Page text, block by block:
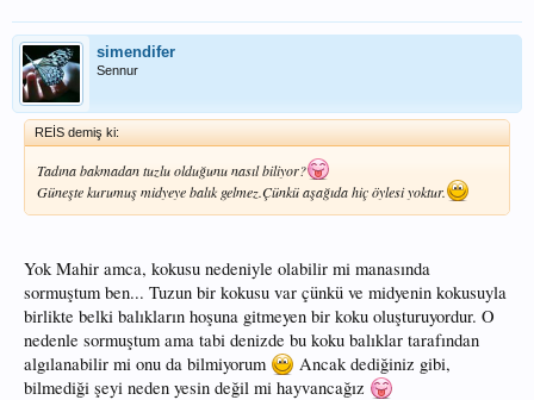
simendifer
Sennur
REİS demiş ki:
Tadına bakmadan tuzlu olduğunu nasıl biliyor?
Güneşte kurumuş midyeye balık gelmez.Çünkü aşağıda hiç öylesi yoktur.
Yok Mahir amca, kokusu nedeniyle olabilir mi manasında
sormuştum ben... Tuzun bir kokusu var çünkü ve midyenin kokusuyla
birlikte belki balıkların hoşuna gitmeyen bir koku oluşturuyordur. O
nedenle sormuştum ama tabi denizde bu koku balıklar tarafından
algılanabilir mi onu da bilmiyorum
Ancak dediğiniz gibi,
bilmediği şeyi neden yesin değil mi hayvancağız